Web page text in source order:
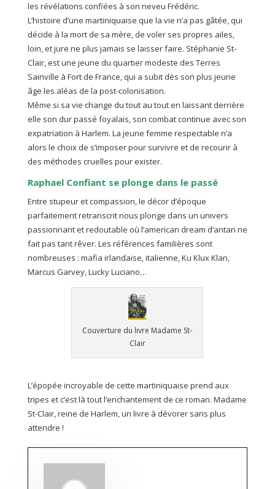
les révélations confiées à son neveu Frédéric.
L’histoire d’une martiniquaise que la vie n’a pas gâtée, qui
décide à la mort de sa mère, de voler ses propres ailes,
loin, et jure ne plus jamais se laisser faire. Stéphanie St-
Clair, est une jeune du quartier modeste des Terres
Sainville à Fort de France, qui a subit dès son plus jeune
âge les aléas de la post-colonisation.
Même si sa vie change du tout au tout en laissant derrière
elle son dur passé foyalais, son combat continue avec son
expatriation à Harlem. La jeune femme respectable n’a
alors le choix de s’imposer pour survivre et de recourir à
des méthodes cruelles pour exister.
Raphael Confiant se plonge dans le passé
Entre stupeur et compassion, le décor d’époque
parfaitement retranscrit nous plonge dans un univers
passionnant et redoutable où l’american dream d’antan ne
fait pas tant rêver. Les références familières sont
nombreuses : mafia irlandaise, italienne, Ku Klux Klan,
Marcus Garvey, Lucky Luciano…
Couverture du livre Madame St-
Clair
L’épopée incroyable de cette martiniquaise prend aux
tripes et c’est là tout l’enchantement de ce roman. Madame
St-Clair, reine de Harlem, un livre à dévorer sans plus
attendre !